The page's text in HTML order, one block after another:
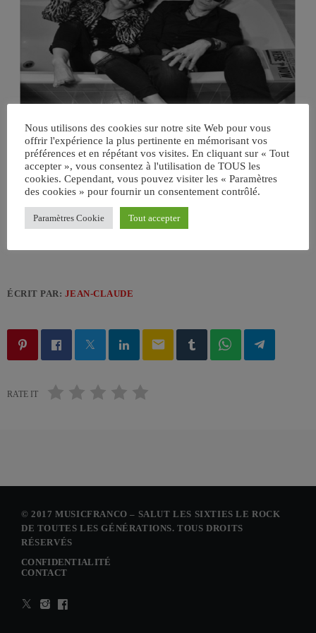
ÉCRIT PAR: JEAN-CLAUDE
email
RATE IT
© 2017 MUSICFRANCO – SALUT LES SIXTIES LE ROCK
DE TOUTES LES GÉNÉRATIONS. TOUS DROITS
RÉSERVÉS
CONFIDENTIALITÉ
CONTACT
Nous utilisons des cookies sur notre site Web pour vous
offrir l'expérience la plus pertinente en mémorisant vos
préférences et en répétant vos visites. En cliquant sur « Tout
accepter », vous consentez à l'utilisation de TOUS les
cookies. Cependant, vous pouvez visiter les « Paramètres
des cookies » pour fournir un consentement contrôlé.
Paramètres Cookie Tout accepter